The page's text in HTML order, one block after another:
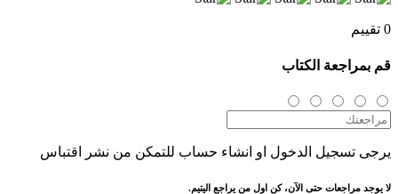
0 تقييم
قم بمراجعة الكتاب
يرجى تسجيل الدخول او انشاء حساب للتمكن من نشر اقتباس
لا يوجد مراجعات حتى الآن، كن اول من يراجع اليتيم.